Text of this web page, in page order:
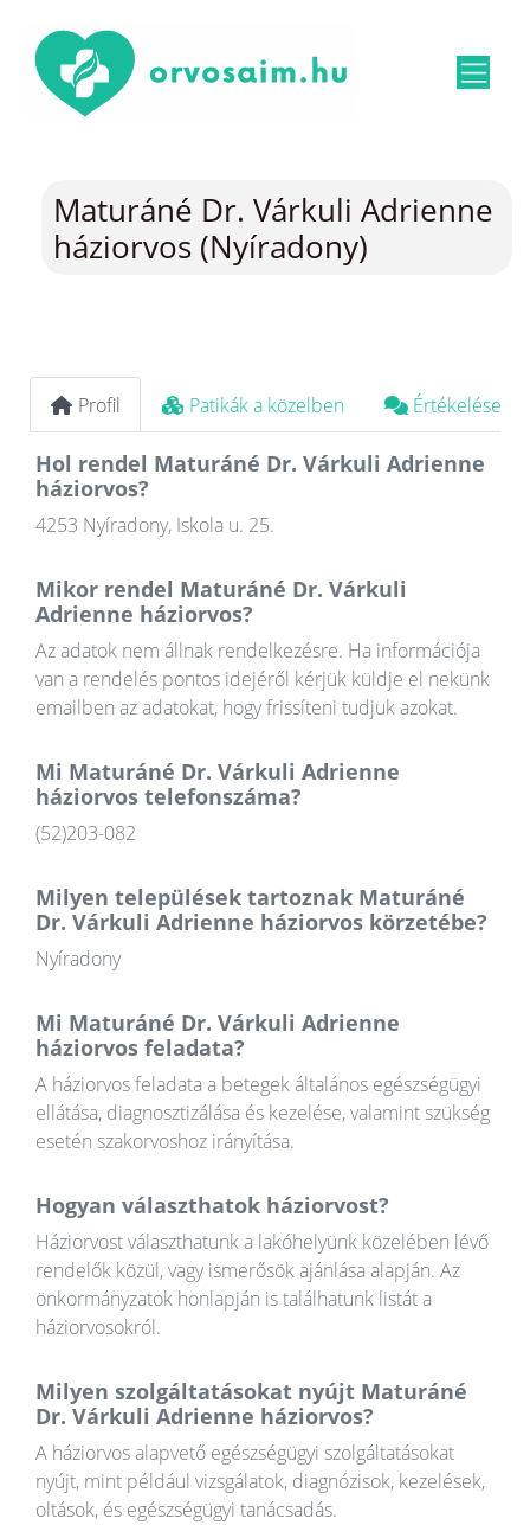
Maturáné Dr. Várkuli Adrienne
háziorvos (Nyíradony)
Profil Patikák a közelben Értékelések
Hol rendel Maturáné Dr. Várkuli Adrienne
háziorvos?
4253 Nyíradony, Iskola u. 25.
Mikor rendel Maturáné Dr. Várkuli
Adrienne háziorvos?
Az adatok nem állnak rendelkezésre. Ha információja
van a rendelés pontos idejéről kérjük küldje el nekünk
emailben az adatokat, hogy frissíteni tudjuk azokat.
Mi Maturáné Dr. Várkuli Adrienne
háziorvos telefonszáma?
(52)203-082
Milyen települések tartoznak Maturáné
Dr. Várkuli Adrienne háziorvos körzetébe?
Nyíradony
Mi Maturáné Dr. Várkuli Adrienne
háziorvos feladata?
A háziorvos feladata a betegek általános egészségügyi
ellátása, diagnosztizálása és kezelése, valamint szükség
esetén szakorvoshoz irányítása.
Hogyan választhatok háziorvost?
Háziorvost választhatunk a lakóhelyünk közelében lévő
rendelők közül, vagy ismerősök ajánlása alapján. Az
önkormányzatok honlapján is találhatunk listát a
háziorvosokról.
Milyen szolgáltatásokat nyújt Maturáné
Dr. Várkuli Adrienne háziorvos?
A háziorvos alapvető egészségügyi szolgáltatásokat
nyújt, mint például vizsgálatok, diagnózisok, kezelések,
oltások, és egészségügyi tanácsadás.